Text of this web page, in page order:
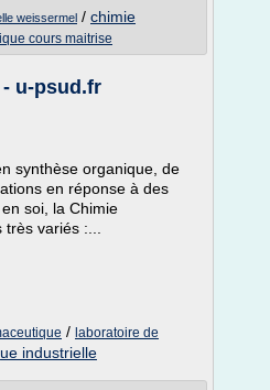
weissermel / chimie
cours maitrise
u-psud.fr
synthèse organique, de
en réponse à des
soi, la Chimie
variés :...
/ laboratoire de
industrielle